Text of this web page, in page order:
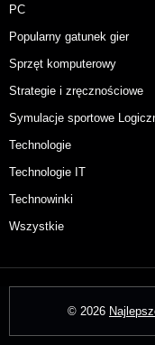
PC
Popularny gatunek gier
Sprzęt komputerowy
Strategie i zręcznościowe
Symulacje sportowe
Technologie
Technologie IT
Technowinki
Wszystkie
© 2026